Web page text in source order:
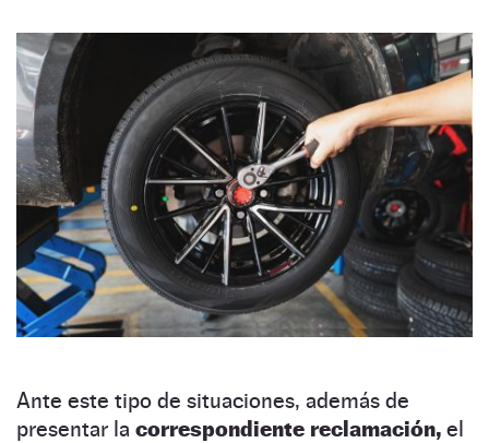
Ante este tipo de situaciones, además de
presentar la correspondiente reclamación, el